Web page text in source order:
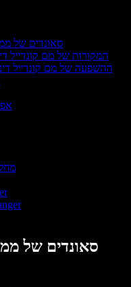
סאונדים של
המקורות של מם קונדייל
ההשפעה של מם קונדייל
5.
סאונדים של